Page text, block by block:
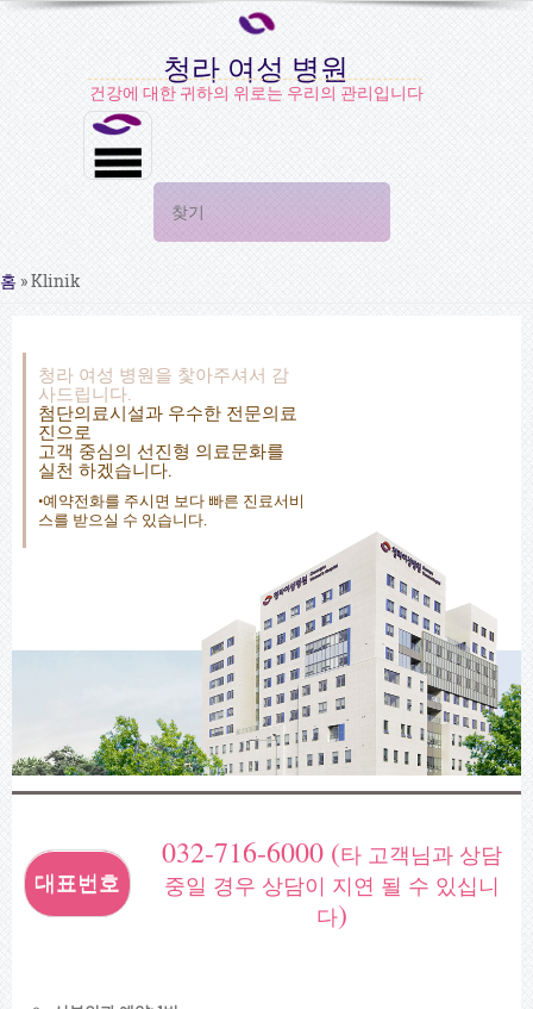
청라 여성 병원
건강에 대한 귀하의 위로는 우리의 관리입니다
검색 폼
현재 위치
홈 »Klinik
청라 여성 병원을 찿아주셔서 감
사드립니다.
첨단의료시설과 우수한 전문의료
진으로
고객 중심의 선진형 의료문화를
실천 하겠습니다.
•예약전화를 주시면 보다 빠른 진료서비
스를 받으실 수 있습니다.
032-716-6000 (타 고객님과 상담
중일 경우 상담이 지연 될 수 있십니
다)